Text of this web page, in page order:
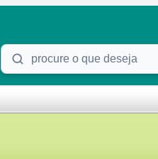
Procure o que deseja